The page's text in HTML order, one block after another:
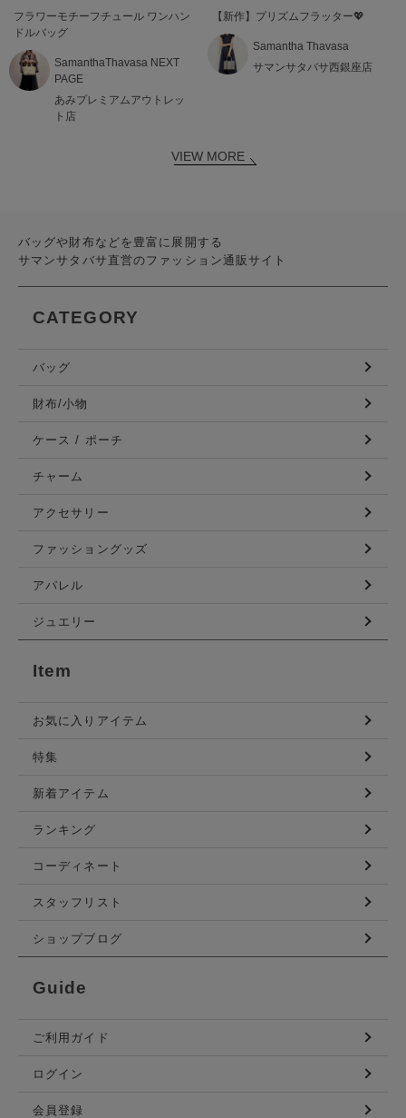
フラワーモチーフチュール ワンハン
ドルバッグ
SamanthaThavasa NEXT
PAGE
あみプレミアムアウトレッ
ト店
【新作】プリズムフラッター💖
Samantha Thavasa
サマンサタバサ西銀座店
VIEW MORE
バッグや財布などを豊富に展開する
サマンサタバサ直営のファッション通販サイト
CATEGORY
バッグ
財布/小物
ケース / ポーチ
チャーム
アクセサリー
ファッショングッズ
アパレル
ジュエリー
Item
お気に入りアイテム
特集
新着アイテム
ランキング
コーディネート
スタッフリスト
ショップブログ
Guide
ご利用ガイド
ログイン
会員登録